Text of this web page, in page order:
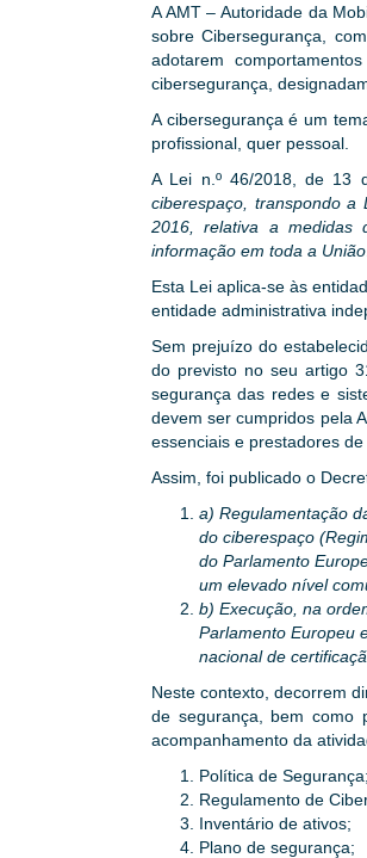
A AMT – Autoridade da
sobre Cibersegurança,
adotarem
cibersegurança,
A cibersegurança é um
profissional, quer pessoal.
A Lei n.º 46/2018, de 13
ciberespaço, transpondo
2016, relativa a medidas
informação em toda a União
Esta Lei aplica-se às
entidade administrativa
Sem prejuízo do
do previsto no seu artigo
segurança das redes e
devem ser cumpridos pela
essenciais e prestadores de
Assim, foi publicado o
a) Regulamentação
do ciberespaço
do Parlamento
um elevado nível
b) Execução, na
Parlamento Europeu
nacional de
Neste contexto, decorrem
de segurança, bem como
acompanhamento da
Política de Segurança;
Regulamento de
Inventário de ativos;
Plano de segurança;